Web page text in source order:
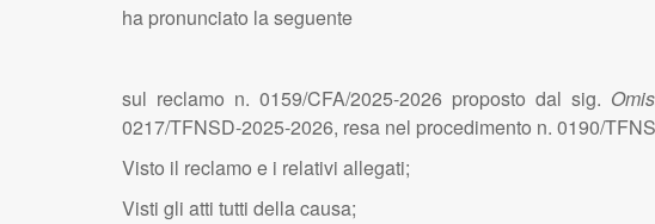
ha pronunciato la seguente
sul reclamo n. 0159/CFA/2025-2026 proposto dal sig.
0217/TFNSD-2025-2026, resa nel procedimento n. 0190/
Visto il reclamo e i relativi allegati;
Visti gli atti tutti della causa;